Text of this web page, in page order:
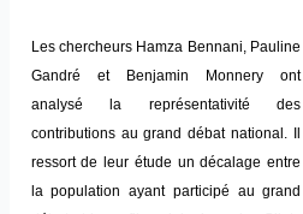
Les chercheurs Hamza Bennani, Pauline
Gandré et Benjamin Monnery ont
analysé la représentativité des
contributions au grand débat national. Il
ressort de leur étude un décalage entre
la population ayant participé au grand